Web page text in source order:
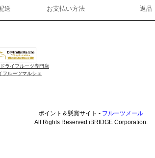
送 お支払い方法 返品
ライフルーツ専門店
フルーツマルシェ
ポイント＆懸賞サイト - フルーツメール
All Rights Reserved iBRIDGE Corporation.